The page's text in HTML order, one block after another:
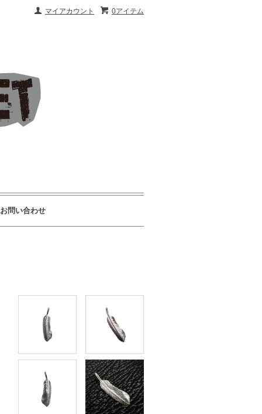
0アイテム
マイアカウント
お問い合わせ